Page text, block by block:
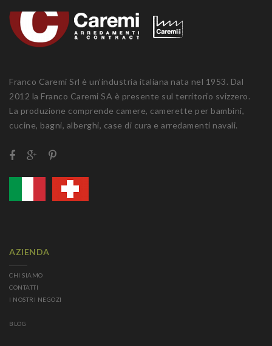
Franco Caremi Srl è un’industria italiana nata nel 1953. Dal
2012 la Franco Caremi SA è presente sul territorio svizzero.
La produzione comprende camere, camerette per bambini,
cucine, bagni, alberghi, case di cura e arredamenti navali.
AZIENDA
CHI SIAMO
CONTATTI
I NOSTRI NEGOZI
BLOG